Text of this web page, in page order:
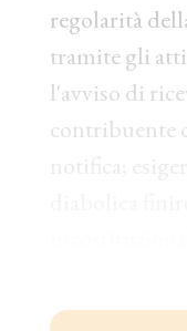
regolarità
tramite gli
l'avviso di
contribuente